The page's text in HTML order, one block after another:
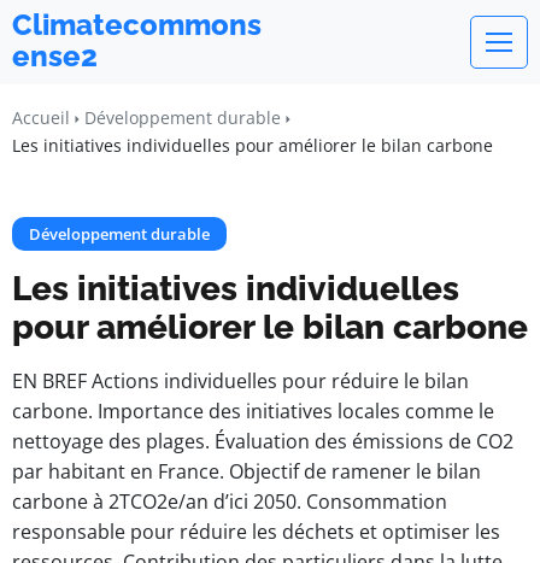
Climatecommons
ense2
Accueil
Développement durable
Les initiatives individuelles pour améliorer le bilan carbone
Développement durable
Les initiatives individuelles
pour améliorer le bilan carbone
EN BREF Actions individuelles pour réduire le bilan
carbone. Importance des initiatives locales comme le
nettoyage des plages. Évaluation des émissions de CO2
par habitant en France. Objectif de ramener le bilan
carbone à 2TCO2e/an d’ici 2050. Consommation
responsable pour réduire les déchets et optimiser les